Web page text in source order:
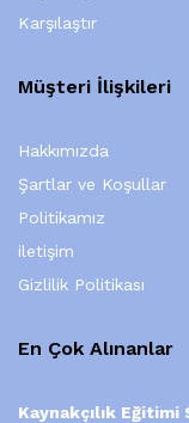
Karşılaştır
Müşteri İlişkileri
Hakkımızda
Şartlar ve Koşullar
Politikamız
iletişim
Gizlilik Politikası
En Çok Alınanlar
Kaynakçılık Eğitimi